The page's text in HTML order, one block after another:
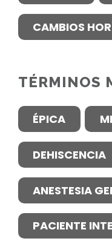
CAMBIOS
TÉRMINOS
ÉPICA
DEHISCENCIA
ANESTESIA
PACIENTE